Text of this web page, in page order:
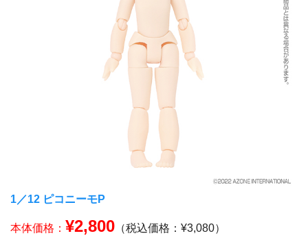
1／12 ピコニーモP
本体価格： ¥2,800 （税込価格：¥3,080）